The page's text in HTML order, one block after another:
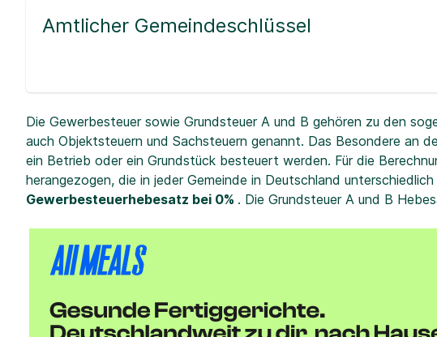
Amtlicher Gemeindeschlüssel
Die Gewerbesteuer sowie Grundsteuer A und B gehören zu den
auch Objektsteuern und Sachsteuern genannt. Das Besondere an
ein Betrieb oder ein Grundstück besteuert werden. Für die
herangezogen, die in jeder Gemeinde in Deutschland
Gewerbesteuerhebesatz bei 0% . Die Grundsteuer A und B